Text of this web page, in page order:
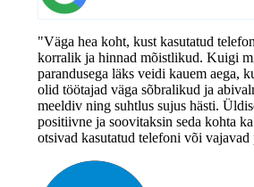
"Väga hea koht, kust kasutatud
korralik ja hinnad mõistlikud. Kuigi
parandusega läks veidi kauem aega,
olid töötajad väga sõbralikud ja
meeldiv ning suhtlus sujus hästi.
positiivne ja soovitaksin seda kohta
otsivad kasutatud telefoni või vajavad